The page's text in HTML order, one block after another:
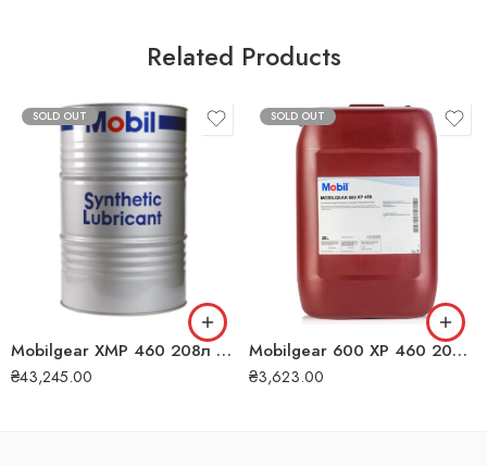
Related Products
SOLD OUT
Mobilgear XMP 460 208л 122873
₴43,245.00
SOLD OUT
Mobilgear 600 XP 460 20л 206
₴3,623.00